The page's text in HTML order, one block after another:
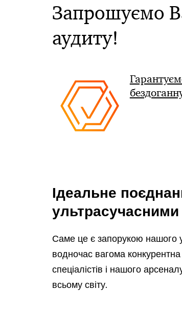
Запрошуємо
аудиту!
Ідеальне
ультрасучасними
Саме це є запорукою нашого
водночас вагома
спеціалістів і нашого
всьому світу.